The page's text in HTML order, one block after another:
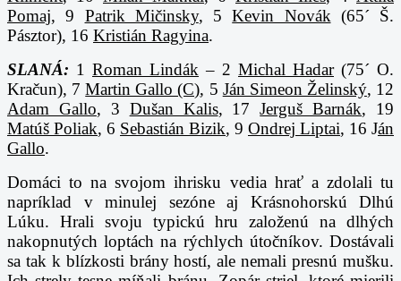
Pomaj, 9 Patrik Mičinsky, 5Kevin Novák (65´ Š.
Pásztor), 16 Kristián Ragyina.
SLANÁ: 1 Roman Lindák – 2 Michal Hadar(75´ O.
Kračun), 7Martin Gallo (C), 5 Ján Simeon Želinský, 12
Adam Gallo, 3 Dušan Kalis, 17Jerguš Barnák, 19
Matúš Poliak, 6 Sebastián Bizik, 9 Ondrej Liptai, 16 Ján
Gallo.
Domáci to na svojom ihrisku vedia hrať a zdolali tu
napríklad v minulej sezóne aj Krásnohorskú Dlhú
Lúku. Hrali svoju typickú hru založenú na dlhých
nakopnutých loptách na rýchlych útočníkov. Dostávali
sa tak k blízkosti brány hostí, ale nemali presnú mušku.